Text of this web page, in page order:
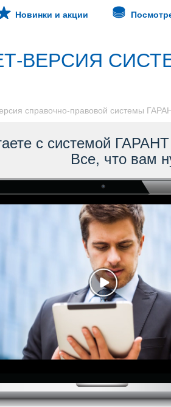
Новинки и акции
ВЕРСИЯ
справочно-правовой системы
с системой ГАРАНТ
се, что вам